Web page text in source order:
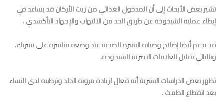
تشير بعض الأبحاث إلى أن المدخول الغذائي من زيت الأركان قد يساعد في
إبطاء عملية الشيخوخة عن طريق الحد من الالتهاب والإجهاد التأكسدي .
قد يدعم أيضا إصلاح وصيانة البشرة الصحية عند وضعه مباشرة على بشرتك،
وبالتالي تقليل العلامات البصرية للشيخوخة.
تظهر بعض الدراسات البشرية أنه فعال لزيادة مرونة الجلد وترطيبه لدى النساء
بعد انقطاع الطمث .